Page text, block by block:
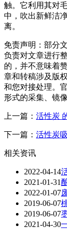
触。它利用其对
中，吹出新鲜洁
离。
免责声明：部分
负责对文章进行
的，并不意味着
章和转稿涉及版
和您对接处理。
形式的采集、镜
上一篇： 活性炭
下一篇： 活性炭
相关资讯
2022-04-14
2021-01-31
2022-01-07
2019-06-07
2019-06-07
2021-04-30